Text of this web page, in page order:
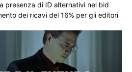
presenza di ID alternativi nel bid
dei ricavi del 16% per gli editori